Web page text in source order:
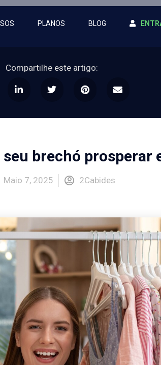
PLANOS BLOG
Compartilhe este artigo:
brechó prosperar
Maio 7, 2025 2Cabides